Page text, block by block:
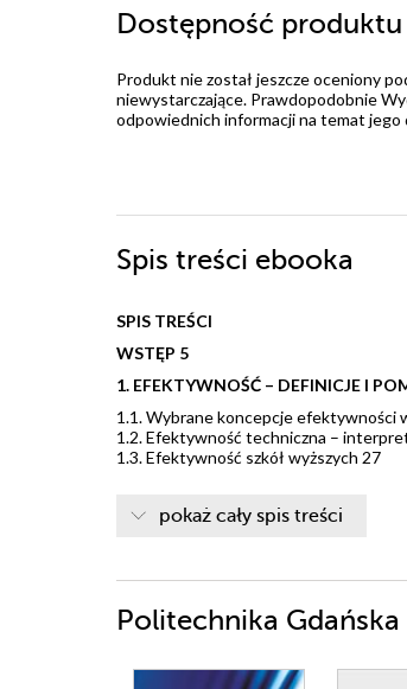
Dostępność produktu
Produkt nie został jeszcze oceniony
niewystarczające. Prawdopodobnie
odpowiednich informacji na temat jego
Spis treści ebooka
SPIS TREŚCI
WSTĘP 5
1. EFEKTYWNOŚĆ – DEFINICJE I
1.1. Wybrane koncepcje efektywności
1.2. Efektywność techniczna –
1.3. Efektywność szkół wyższych 27
2.1. Próba badawcza i źródła danych 40
POLSCE 79
3.2. Analiza czasowa zmian
pokaż cały spis treści
Politechnika